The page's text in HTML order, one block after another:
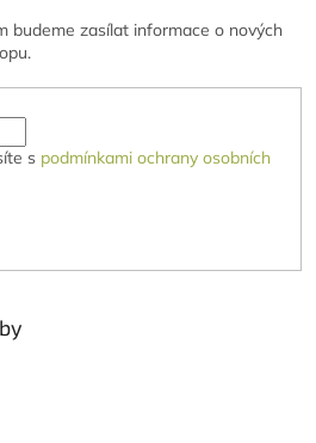
budeme zasílat informace o nových
s podmínkami ochrany osobních